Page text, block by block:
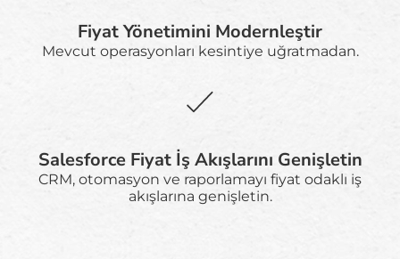
Fiyat Yönetimini Modernleştir
Mevcut operasyonları kesintiye uğratmadan.
Salesforce Fiyat İş Akışlarını Genişletin
CRM, otomasyon ve raporlamayı fiyat odaklı iş
akışlarına genişletin.